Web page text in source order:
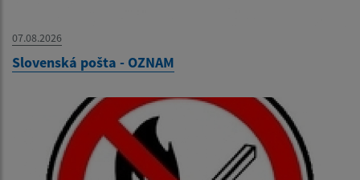
07.08.2026
Slovenská pošta - OZNAM